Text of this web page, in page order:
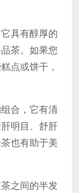
具有醇厚的
茶。如果您
点或饼干，
合，它有清
明目、舒肝
也有助于美
之间的半发